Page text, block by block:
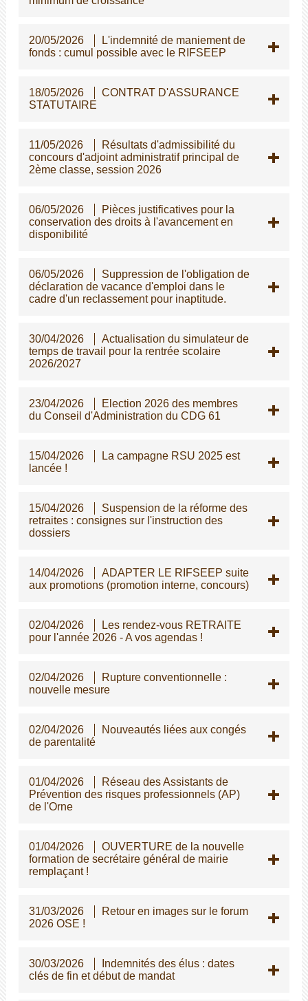
20/05/2026
L'indemnité de maniement de
fonds : cumul possible avec le RIFSEEP
18/05/2026
CONTRAT D'ASSURANCE
STATUTAIRE
11/05/2026
Résultats d'admissibilité du
concours d'adjoint administratif principal de
2ème classe, session 2026
06/05/2026
Pièces justificatives pour la
conservation des droits à l'avancement en
disponibilité
06/05/2026
Suppression de l'obligation de
déclaration de vacance d'emploi dans le
cadre d'un reclassement pour inaptitude.
30/04/2026
Actualisation du simulateur de
temps de travail pour la rentrée scolaire
2026/2027
23/04/2026
Election 2026 des membres
du Conseil d'Administration du CDG 61
15/04/2026
La campagne RSU 2025 est
lancée !
15/04/2026
Suspension de la réforme des
retraites : consignes sur l'instruction des
dossiers
14/04/2026
ADAPTER LE RIFSEEP suite
aux promotions (promotion interne, concours)
02/04/2026
Les rendez-vous RETRAITE
pour l'année 2026 - A vos agendas !
02/04/2026
Rupture conventionnelle :
nouvelle mesure
02/04/2026
Nouveautés liées aux congés
de parentalité
01/04/2026
Réseau des Assistants de
Prévention des risques professionnels (AP)
de l'Orne
01/04/2026
OUVERTURE de la nouvelle
formation de secrétaire général de mairie
remplaçant !
31/03/2026
Retour en images sur le forum
2026 OSE !
30/03/2026
Indemnités des élus : dates
clés de fin et début de mandat